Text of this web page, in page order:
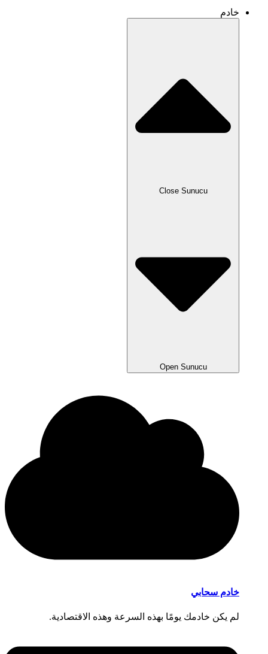
خادم
Close Sunucu
Open Sunucu
خادم سحابي
لم يكن خادمك يومًا بهذه السرعة وهذه الاقتصادية.